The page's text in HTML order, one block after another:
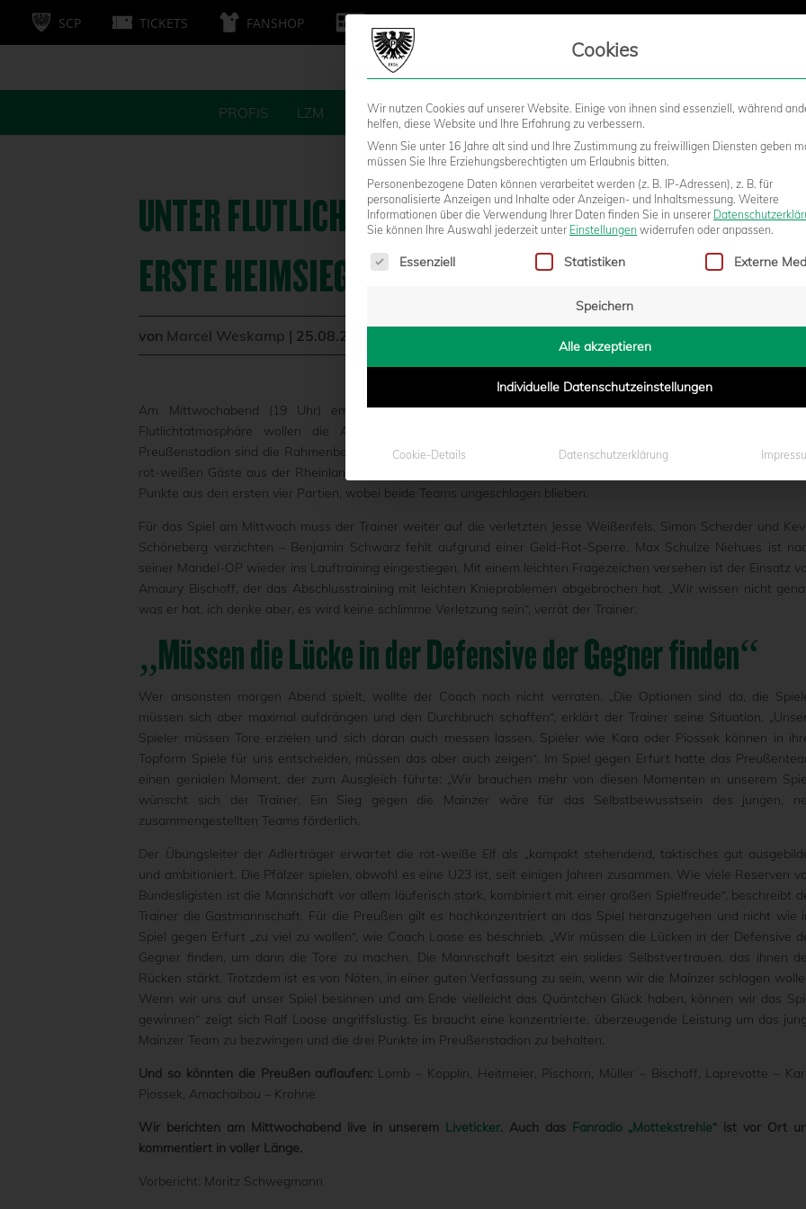
SCP TICKETS FANSHOP
PROFIS LZM FANS STADION BUSINESS KIDS
UNTER FLUTLICHT SOLL IM DRITTEN ANLAUF DER
ERSTE HEIMSIEG GELINGEN
von Marcel Weskamp | 25.08.2015 - 16:28
Am Mittwochabend (19 Uhr) empfängt der SC Preußen 06 e.V. Münster den 1. FSV Mainz 05.
Flutlichtatmosphäre wollen die Adlerträger den ersten Heimsieg einfahren. Für die Fußballromantiker
Preußenstadion sind die Rahmenbedingungen gegeben, um einen Fußballabend der besonderen Art zu erleben.
rot-weißen Gäste aus der Rheinland-Pfälzischen Landeshauptstadt erarbeiteten sich genau wie die Preußen
Punkte aus den ersten vier Partien, wobei beide Teams ungeschlagen blieben.
Für das Spiel am Mittwoch muss der Trainer weiter auf die verletzten Jesse Weißenfels, Simon Scherder und
Schöneberg verzichten – Benjamin Schwarz fehlt aufgrund einer Geld-Rot-Sperre. Max Schulze Niehues ist
seiner Mandel-OP wieder ins Lauftraining eingestiegen. Mit einem leichten Fragezeichen versehen ist der Einsatz
Amaury Bischoff, der das Abschlusstraining mit leichten Knieproblemen abgebrochen hat. „Wir wissen nicht
was er hat, ich denke aber, es wird keine schlimme Verletzung sein“, verrät der Trainer.
„Müssen die Lücke in der Defensive der Gegner finden“
Wer ansonsten morgen Abend spielt, wollte der Coach noch nicht verraten. „Die Optionen sind da, die
müssen sich aber maximal aufdrängen und den Durchbruch schaffen“, erklärt der Trainer seine Situation.
Spieler müssen Tore erzielen und sich daran auch messen lassen. Spieler wie Kara oder Piossek können in
Topform Spiele für uns entscheiden, müssen das aber auch zeigen“. Im Spiel gegen Erfurt hatte das
einen genialen Moment, der zum Ausgleich führte: „Wir brauchen mehr von diesen Momenten in unserem
wünscht sich der Trainer. Ein Sieg gegen die Mainzer wäre für das Selbstbewusstsein des jungen,
zusammengestellten Teams förderlich.
Der Übungsleiter der Adlerträger erwartet die rot-weiße Elf als „kompakt stehendend, taktisches gut
und ambitioniert. Die Pfälzer spielen, obwohl es eine U23 ist, seit einigen Jahren zusammen. Wie viele Reserven
Bundesligisten ist die Mannschaft vor allem läuferisch stark, kombiniert mit einer großen Spielfreude“, beschreibt
Trainer die Gastmannschaft. Für die Preußen gilt es hochkonzentriert an das Spiel heranzugehen und nicht wie
Spiel gegen Erfurt „zu viel zu wollen“, wie Coach Loose es beschrieb. „Wir müssen die Lücken in der Defensive
Gegner finden, um dann die Tore zu machen. Die Mannschaft besitzt ein solides Selbstvertrauen, das ihnen
Rücken stärkt. Trotzdem ist es von Nöten, in einer guten Verfassung zu sein, wenn wir die Mainzer schlagen
Wenn wir uns auf unser Spiel besinnen und am Ende vielleicht das Quäntchen Glück haben, können wir das
gewinnen“ zeigt sich Ralf Loose angriffslustig. Es braucht eine konzentrierte, überzeugende Leistung um das
Mainzer Team zu bezwingen und die drei Punkte im Preußenstadion zu behalten.
Und so könnten die Preußen auflaufen: Lomb – Kopplin, Heitmeier, Pischorn, Müller – Bischoff, Laprevotte –
Piossek, Amachaibou – Krohne
Wir berichten am Mittwochabend live in unserem Liveticker. Auch das Fanradio „Mottekstrehle“ ist vor Ort
kommentiert in voller Länge.
Vorbericht: Moritz Schwegmann
Cookies
Wir nutzen Cookies auf unserer Website. Einige von ihnen sind essenziell, während
helfen, diese Website und Ihre Erfahrung zu verbessern.
Wenn Sie unter 16 Jahre alt sind und Ihre Zustimmung zu freiwilligen Diensten geben
müssen Sie Ihre Erziehungsberechtigten um Erlaubnis bitten.
Personenbezogene Daten können verarbeitet werden (z. B. IP-Adressen), z. B. für
personalisierte Anzeigen und Inhalte oder Anzeigen- und Inhaltsmessung. Weitere
Informationen über die Verwendung Ihrer Daten finden Sie in unserer
Sie können Ihre Auswahl jederzeit unter Einstellungen widerrufen oder anpassen.
Es folgt eine Liste der Service-Gruppen, für die eine Einwilligung erteilt
Essenziell Statistiken Externe
Speichern
Alle akzeptieren
Individuelle Datenschutzeinstellungen
Cookie-Details Datenschutzerklärung